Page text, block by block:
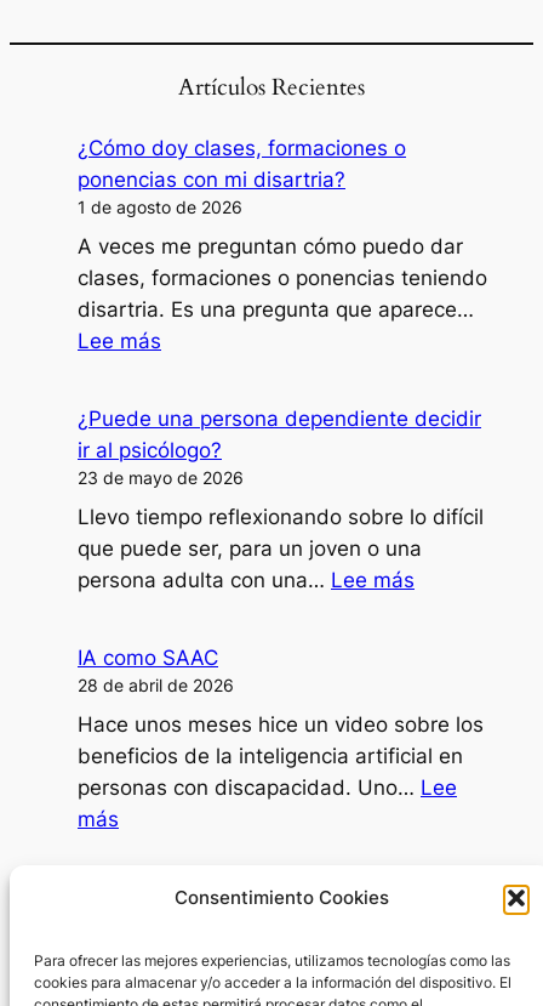
Consentimiento Cookies
Para ofrecer las mejores experiencias, utilizamos tecnologías como las
cookies para almacenar y/o acceder a la información del dispositivo. El
Artículos Recientes
¿Cómo doy clases, formaciones o
ponencias con mi disartria?
1 de agosto de 2026
A veces me preguntan cómo puedo dar
clases, formaciones o ponencias teniendo
disartria. Es una pregunta que aparece…
Lee más
clases,
formaciones
ponencias
con
mi
¿Puede una persona dependiente decidir
ir al psicólogo?
23 de mayo de 2026
Llevo tiempo reflexionando sobre lo difícil
que puede ser, para un joven o una
persona adulta con una… Lee más
decidir
ir
al
IA como SAAC
28 de abril de 2026
Hace unos meses hice un video sobre los
beneficios de la inteligencia artificial en
personas con discapacidad. Uno… Lee
más
Día Internacional de la Mujer
En el Día Internacional de la Mujer surge
una pregunta inevitable: ¿por dónde